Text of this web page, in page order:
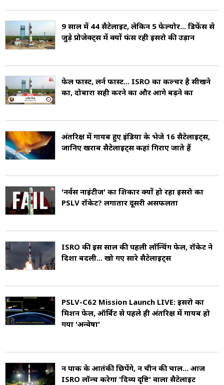
पहली चंद्र जांच चंद्रयान-1 (lunar probe
Chandrayaan-1), भारत का पहला इंटरप्लेनेटरी
मिशन, मार्स ऑर्बिटर मिशन (Mangalyaan) और
भारत का पहला अंतरिक्ष वेधशाला, एस्ट्रोसैट शामिल हैं
(India's first interplanetary mission).
फरवरी 2021 तक, PSLV ने 36 देशों के 342 विदेशी
पीएसएलवी-सी37 का एक प्रक्षेपण भी था जो सफलतापूर्वक
sun-synchronous orbits में 104 उपग्रहों को
तैनात किया था. 24 जनवरी 2021 तक, जब स्पेसएक्स ने
143 उपग्रहों को कक्षा में ले जाने वाले फाल्कन 9 रॉकेट पर
ट्रांसपोर्टर-1 मिशन लॉन्च किया जो रूस के पिछले रिकॉर्ड
का तीन गुणा था (tripling the previous record
of Russia).
9 साल में 44 सैटेलाइट, लेकिन 5 फेल्योर... डिफेंस से
जुड़े प्रोजेक्ट्स में क्यों फंस रही इसरो की उड़ान
फेल फास्ट, लर्न फास्ट... ISRO का कल्चर है सीखने
का, दोबारा सही करने का और आगे बढ़ने का
अंतरिक्ष में गायब हुए इंडिया के भेजे 16 सैटेलाइट्स,
जानिए खराब सैटेलाइट्स कहां गिराए जाते हैं
'नर्वस नाइंटीज' का शिकार क्यों हो रहा इसरो का
PSLV रॉकेट? लगातार दूसरी असफलता
ISRO की इस साल की पहली लॉन्चिंग फेल, रॉकेट ने
दिशा बदली... खो गए सारे सैटेलाइट्स
PSLV-C62 Mission Launch LIVE: इसरो का
मिशन फेल, ऑर्बिट से पहले ही अंतरिक्ष में गायब हो
गया 'अन्वेषा'
न पाक के आतंकी छिपेंगे, न चीन की चाल... आज
ISRO लॉन्च करेगा 'दिव्य दृष्टि' वाला सैटेलाइट